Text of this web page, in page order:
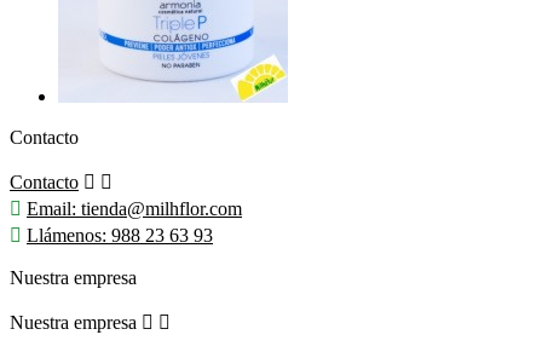
Contacto
Contacto  
 Email: tienda@milhflor.com
 Llámenos: 988 23 63 93
Nuestra empresa
Nuestra empresa  